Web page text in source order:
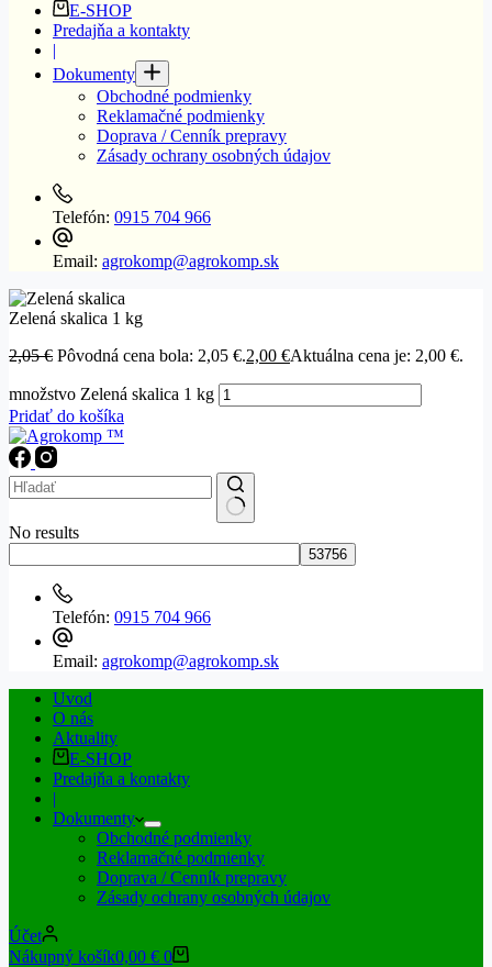
E-SHOP
Predajňa a kontakty
|
Dokumenty
Obchodné podmienky
Reklamačné podmienky
Doprava / Cenník prepravy
Zásady ochrany osobných údajov
Telefón: 0915 704 966
Email: agrokomp@agrokomp.sk
Zelená skalica 1 kg
2,05€ Pôvodná cena bola: 2,05 €.2,00 €Aktuálna cena je: 2,00 €.
množstvo Zelená skalica 1 kg
Pridať do košíka
No results
Telefón: 0915 704 966
Email: agrokomp@agrokomp.sk
Uvod
O nás
Aktuality
E-SHOP
Predajňa a kontakty
|
Dokumenty
Obchodné podmienky
Reklamačné podmienky
Doprava / Cenník prepravy
Zásady ochrany osobných údajov
Účet
Nákupný košík0,00 € 0